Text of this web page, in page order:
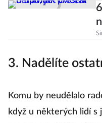
3. Nadělíte
Komu by neudělalo
když u některých lidí s